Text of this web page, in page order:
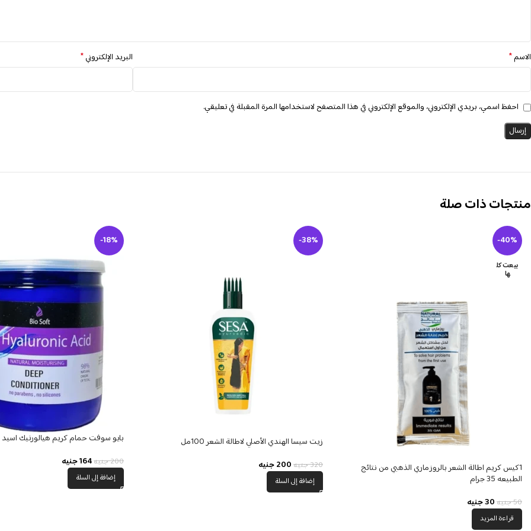
الاسم* البريد الإلكتروني*
احفظ اسمي، بريدي الإلكتروني، والموقع الإلكتروني في هذا المتصفح لاستخدامها المرة المقبلة في تعليقي.
منتجات ذات صلة
-40%
بيعت كل
ها
1كيس كريم اطالة الشعر بالروزماري الذهبي من نتائج
الطبيعه 35 جرام
50جنيه30جنيه
قراءة المزيد
-38%
زيت سيسا الهندي الأصلي لاطالة الشعر 100مل
320جنيه200جنيه
إضافة إلى السلة
-18%
بايو سوفت حمام كريم هيالورنيك اسيد 650 مل
200جنيه164جنيه
إضافة إلى السلة